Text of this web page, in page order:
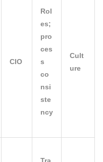
CIO
Rol
es;
pro
ces
s
co
nsi
ste
ncy
Cult
ure
Tra